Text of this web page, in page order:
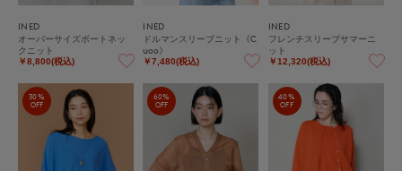
INED
オーバーサイズボートネッ
クニット
￥8,800(税込)
INED
ドルマンスリーブニット《C
uoo》
￥7,480(税込)
INED
フレンチスリーブサマーニ
ット
￥12,320(税込)
30%
OFF
60%
OFF
40%
OFF